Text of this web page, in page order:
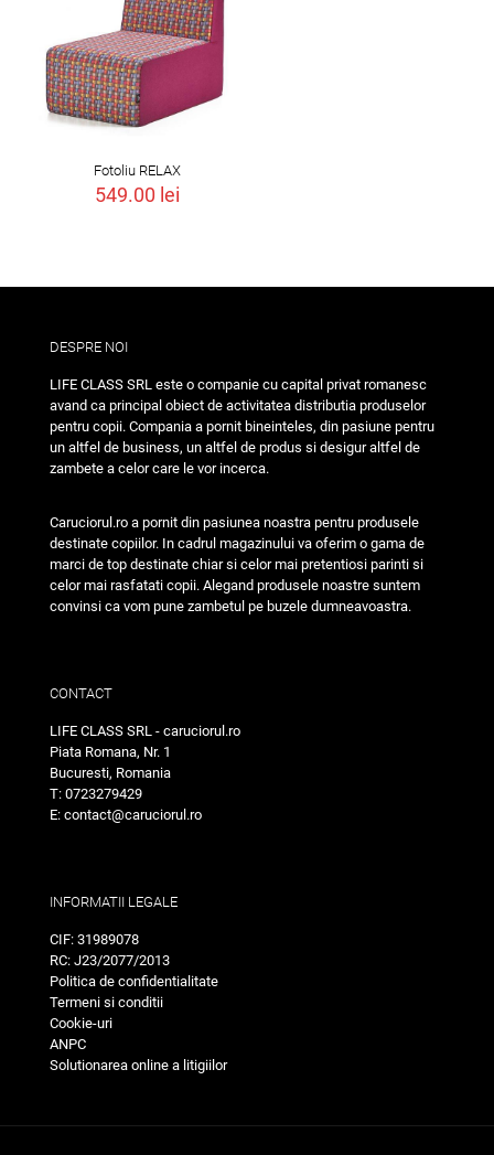
Fotoliu RELAX
549.00 lei
DESPRE NOI
LIFE CLASS SRL este o companie cu capital privat romanesc
avand ca principal obiect de activitatea distributia produselor
pentru copii. Compania a pornit bineinteles, din pasiune pentru
un altfel de business, un altfel de produs si desigur altfel de
zambete a celor care le vor incerca.
Caruciorul.ro a pornit din pasiunea noastra pentru produsele
destinate copiilor. In cadrul magazinului va oferim o gama de
marci de top destinate chiar si celor mai pretentiosi parinti si
celor mai rasfatati copii. Alegand produsele noastre suntem
convinsi ca vom pune zambetul pe buzele dumneavoastra.
CONTACT
LIFE CLASS SRL - caruciorul.ro
Piata Romana, Nr. 1
Bucuresti, Romania
T: 0723279429
E: contact@caruciorul.ro
INFORMATII LEGALE
CIF: 31989078
RC: J23/2077/2013
Politica de confidentialitate
Termeni si conditii
Cookie-uri
ANPC
Solutionarea online a litigiilor